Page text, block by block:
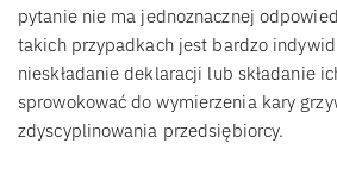
pytanie nie ma jednoznacznej
takich przypadkach jest bardzo
nieskładanie deklaracji lub składanie
sprowokować do wymierzenia kary
zdyscyplinowania przedsiębiorcy.